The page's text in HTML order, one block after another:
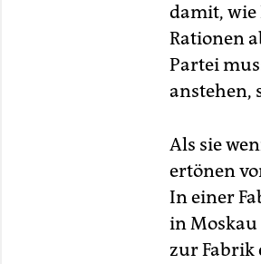
damit, wie
Rationen
Partei
anstehen,
Als sie
ertönen
In einer
in Moskau
zur Fabrik